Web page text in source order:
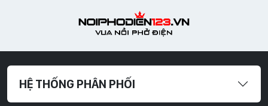
HỆ THỐNG PHÂN PHỐI